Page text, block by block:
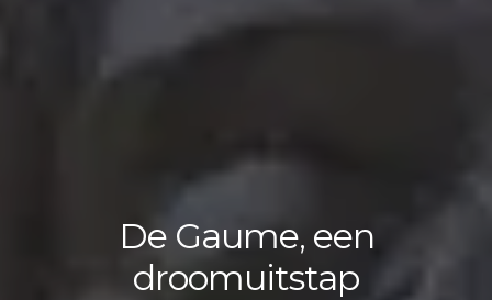
De Gaume, een
droomuitstap